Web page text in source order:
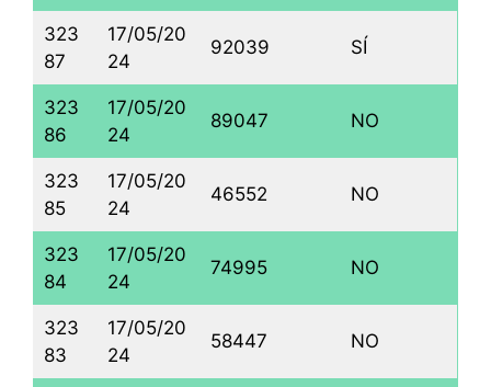
323
87
17/05/20
24
92039 SÍ
323
86
17/05/20
24
89047 NO
323
85
17/05/20
24
46552 NO
323
84
17/05/20
24
74995 NO
323
83
17/05/20
24
58447 NO